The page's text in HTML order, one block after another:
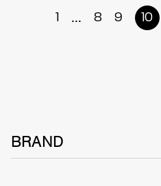
1 ... 8 9 10
BRAND